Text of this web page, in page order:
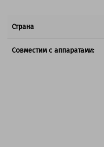
Страна
Совместим с аппаратами: